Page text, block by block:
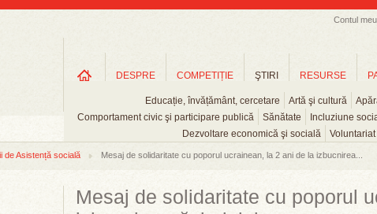
Contul meu
DESPRE COMPETIȚIE ŞTIRI
Educație, învățământ, cercetare Artă şi cultură
Comportament civic şi participare publică
Sănătate Incluziune
Dezvoltare economică şi socială
Voluntariat
RESURSE
de Asistență socială Mesaj de solidaritate cu poporul ucrainean, la 2 ani de la izbucnirea...
Mesaj de solidaritate cu poporul